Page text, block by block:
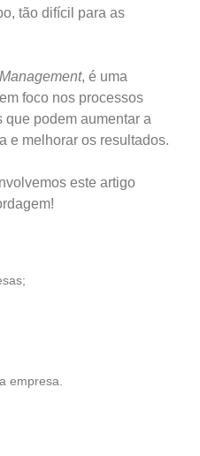
tão difícil para as
, é uma
foco nos processos
podem aumentar a
e melhorar os resultados.
este artigo
empresa.